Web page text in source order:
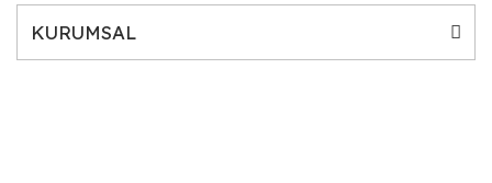
KURUMSAL